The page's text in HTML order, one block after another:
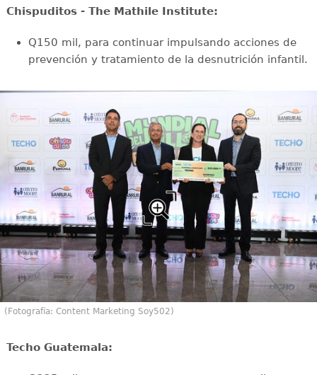
⁠Chispuditos - The Mathile Institute:
Q150 mil, para continuar impulsando acciones de
prevención y tratamiento de la desnutrición infantil.
(Fotografía: Content Marketing Soy502)
Techo Guatemala: